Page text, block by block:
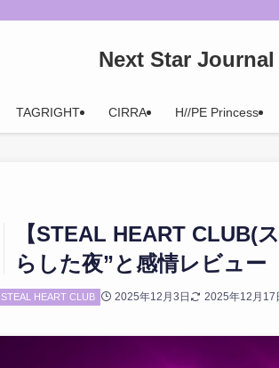
Next Star Journal
TAGRIGHT CIRRA H//PE Princess
【STEAL HEART CLUB(
らした夜”と感情レビュー
STEAL HEART CLUB 2025年12月3日 2025年12月17